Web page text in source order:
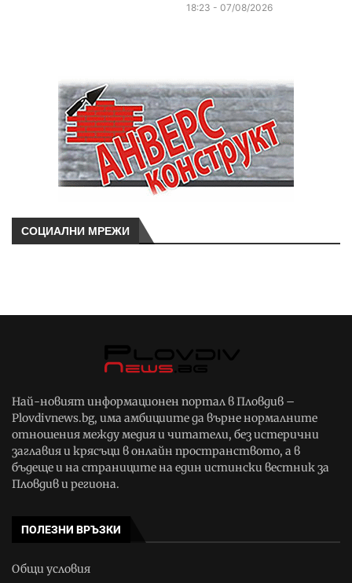
18:23 - 07/08/2026
СОЦИАЛНИ МРЕЖИ
Най-новият информационен портал в Пловдив –
Plovdivnews.bg, има амбициите да върне нормалните
отношения между медия и читатели, без истерични
заглавия и крясъци в онлайн пространството, а в
бъдеще и на страниците на един истински вестник за
Пловдив и региона.
ПОЛЕЗНИ ВРЪЗКИ
Общи условия